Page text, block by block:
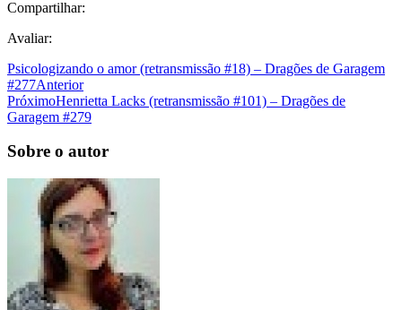
Compartilhar:
Avaliar:
Psicologizando o amor (retransmissão #18) – Dragões de Garagem
#277Anterior
PróximoHenrietta Lacks (retransmissão #101) – Dragões de
Garagem #279
Sobre o autor